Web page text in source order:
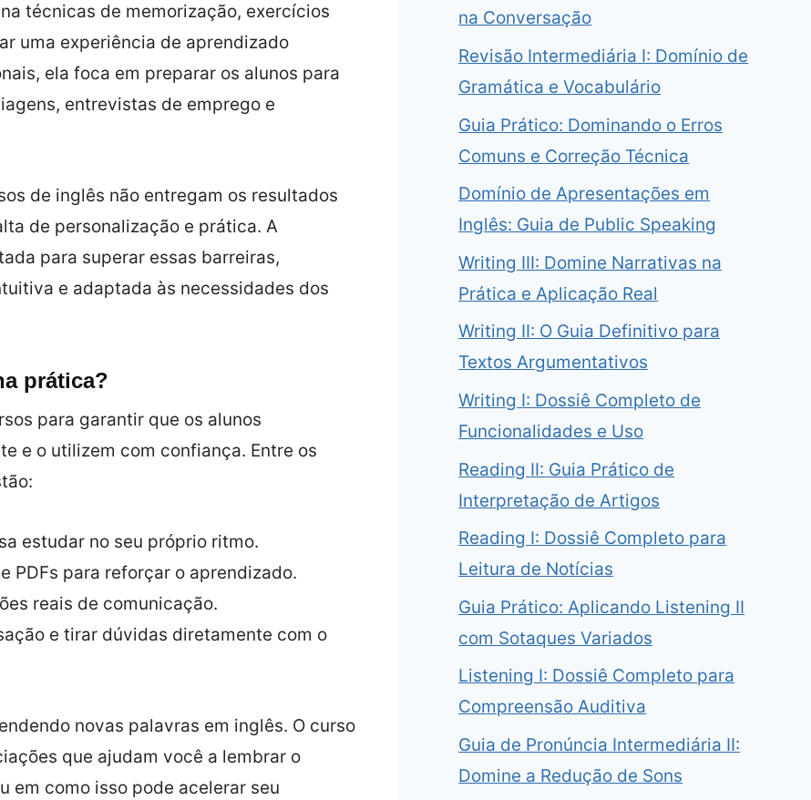
técnicas de memorização, exercícios
uma experiência de aprendizado
ela foca em preparar os alunos para
entrevistas de emprego e
de inglês não entregam os resultados
de personalização e prática. A
para superar essas barreiras,
e adaptada às necessidades dos
prática?
para garantir que os alunos
e o utilizem com confiança. Entre os
estudar no seu próprio ritmo.
PDFs para reforçar o aprendizado.
reais de comunicação.
e tirar dúvidas diretamente com o
novas palavras em inglês. O curso
que ajudam você a lembrar o
em como isso pode acelerar seu
na Conversação
Revisão Intermediária I: Domínio de
Gramática e Vocabulário
Guia Prático: Dominando o Erros
Comuns e Correção Técnica
Domínio de Apresentações em
Inglês: Guia de Public Speaking
Writing III: Domine Narrativas na
Prática e Aplicação Real
Writing II: O Guia Definitivo para
Textos Argumentativos
Writing I: Dossiê Completo de
Funcionalidades e Uso
Reading II: Guia Prático de
Interpretação de Artigos
Reading I: Dossiê Completo para
Leitura de Notícias
Guia Prático: Aplicando Listening II
com Sotaques Variados
Listening I: Dossiê Completo para
Compreensão Auditiva
Guia de Pronúncia Intermediária II:
Domine a Redução de Sons